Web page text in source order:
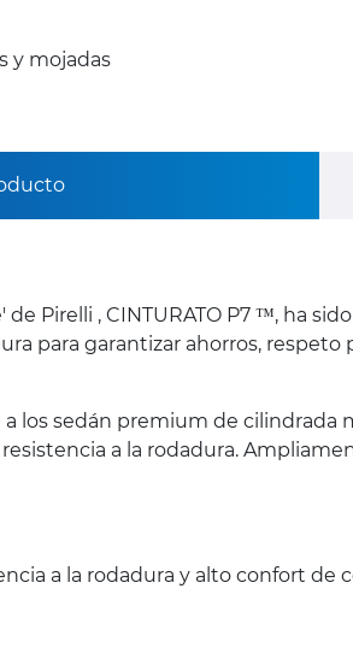
y mojadas
Pirelli , CINTURATO P7 ™, ha
para garantizar ahorros,
los sedán premium de
a la rodadura.
a la rodadura y alto confort de